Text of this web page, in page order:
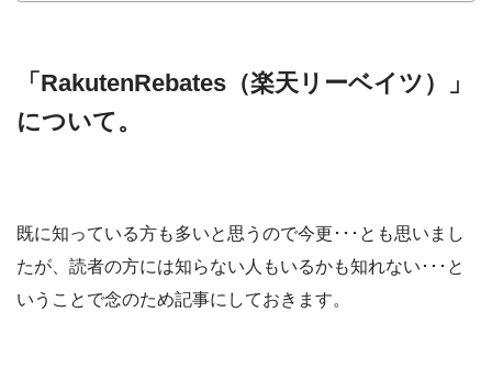
「RakutenRebates（楽天リーベイツ）」
について。
既に知っている方も多いと思うので今更･･･とも思いまし
たが、読者の方には知らない人もいるかも知れない･･･と
いうことで念のため記事にしておきます。